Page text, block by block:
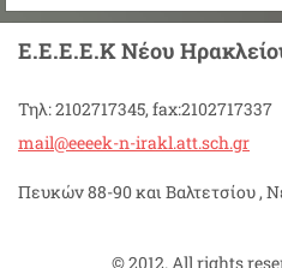
Ε.Ε.Ε.Ε.Κ Νέου
Τηλ: 2102717345, fax:2102717337
mail@eeeek-n-irakl.att.sch.gr
Πευκών 88-90 και Βαλτετσίου ,
© 2012. All rights